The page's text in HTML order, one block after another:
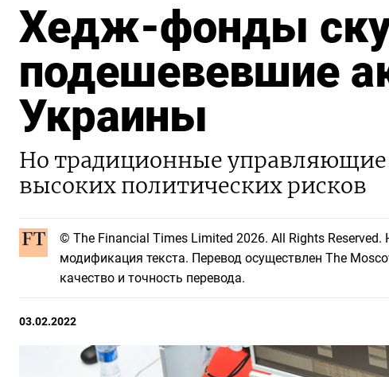
Хедж-фонды
подешевевшие
Украины
Но традиционные управляющие
высоких политических рисков
© The Financial Times Limited 2026. All Rights
модификация текста. Перевод осуществлен The
качество и точность перевода.
03.02.2022